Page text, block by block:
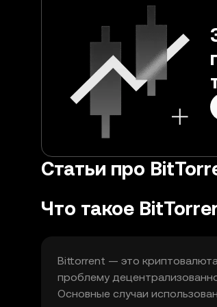
Статьи про
Что такое
Bittorrent — это
проблему
Основные случаи